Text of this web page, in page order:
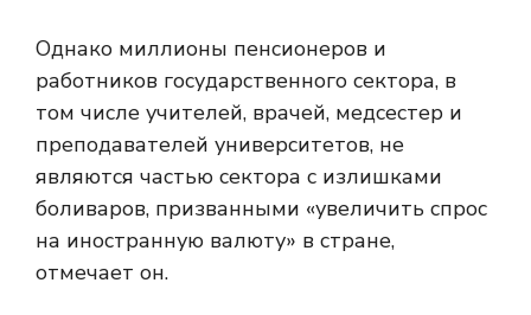
Однако миллионы пенсионеров и
работников государственного сектора, в
том числе учителей, врачей, медсестер и
преподавателей университетов, не
являются частью сектора с излишками
боливаров, призванными «увеличить спрос
на иностранную валюту» в стране,
отмечает он.